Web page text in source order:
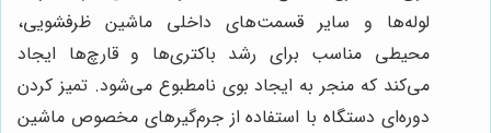
لوله‌ها و سایر قسمت‌های داخلی ماشین ظرفشویی،
محیطی مناسب برای رشد باکتری‌ها و قارچ‌ها ایجاد
می‌کند که منجر به ایجاد بوی نامطبوع می‌شود. تمیز کردن
دوره‌ای دستگاه با استفاده از جرم‌گیرهای مخصوص ماشین